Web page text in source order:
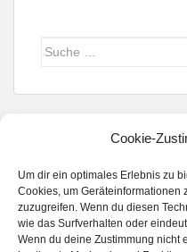
Cookie-
Um dir ein optimales Erlebnis zu
Cookies, um Geräteinformationen
zuzugreifen. Wenn du diesen
wie das Surfverhalten oder
Wenn du deine Zustimmung nicht
Suche
FOLGE UNS WENN DU